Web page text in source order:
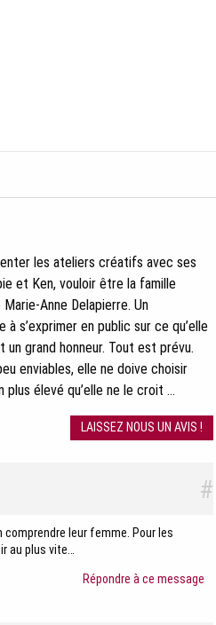
les ateliers créatifs avec ses
et Ken, vouloir être la famille
Anne Delapierre. Un
s’exprimer en public sur ce qu’elle
grand honneur. Tout est prévu.
enviables, elle ne doive choisir
élevé qu’elle ne le croit …
LAISSEZ NOUS UN AVIS !
#
comprendre leur femme. Pour les
au plus vite…
Répondre à ce message